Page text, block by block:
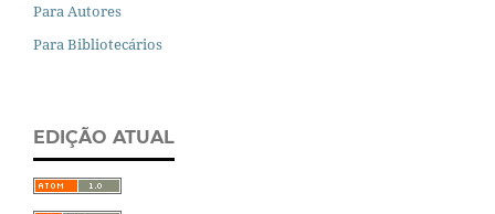
Para Autores
Para Bibliotecários
EDIÇÃO ATUAL